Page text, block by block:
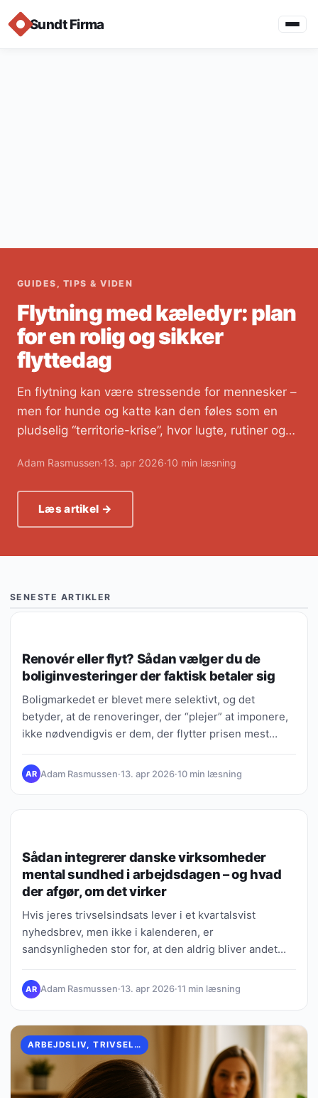
Sundt Firma
GUIDES, TIPS & VIDEN
Flytning med kæledyr: plan
for en rolig og sikker
flyttedag
En flytning kan være stressende for mennesker –
men for hunde og katte kan den føles som en
pludselig “territorie-krise”, hvor lugte, rutiner og…
Adam Rasmussen·13. apr 2026·10 min læsning
Læs artikel →
SENESTE ARTIKLER
Renovér eller flyt? Sådan vælger du de
boliginvesteringer der faktisk betaler sig
Boligmarkedet er blevet mere selektivt, og det
betyder, at de renoveringer, der “plejer” at imponere,
ikke nødvendigvis er dem, der flytter prisen mest
AR Adam Rasmussen·13. apr 2026·10 min læsning
Sådan integrerer danske virksomheder
mental sundhed i arbejdsdagen – og hvad
der afgør, om det virker
Hvis jeres trivselsindsats lever i et kvartalsvist
nyhedsbrev, men ikke i kalenderen, er
sandsynligheden stor for, at den aldrig bliver andet
AR Adam Rasmussen·13. apr 2026·11 min læsning
ARBEJDSLIV, TRIVSEL & KULTUR